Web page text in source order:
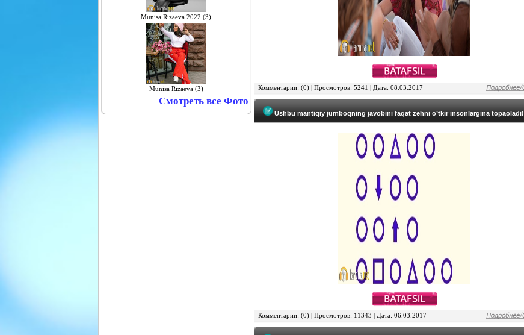
Munisa Rizaeva 2022 (3)
Munisa Rizaeva (3)
Смотреть все Фото
Комментарии: (0) | Просмотров: 5241 | Дата: 08.03.2017
Ushbu mantiqiy jumboqning javobini faqat zehni o’tkir insonlargina topaoladi!
Комментарии: (0) | Просмотров: 11343 | Дата: 06.03.2017